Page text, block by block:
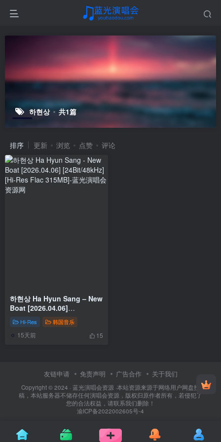
하현상 共1篇
排序 更新 浏览 点赞 评论
하현상 Ha Hyun Sang – New
Boat [2026.04.06]
[24Bit/48kHz] [Hi-Res Flac
315MB]
Hi-Res 韩国音乐
15天前 15
友链申请 免责声明 广告合作 关于我们
Copyright © 2024 · 蓝光演唱会资源 ·本站资源来源于网络用户网盘投
稿，本站服务器不储存任何演唱会资源，版权归原作者所有，若侵犯了
您的合法权益，请联系我们删除！
渝ICP备2022002605号-4